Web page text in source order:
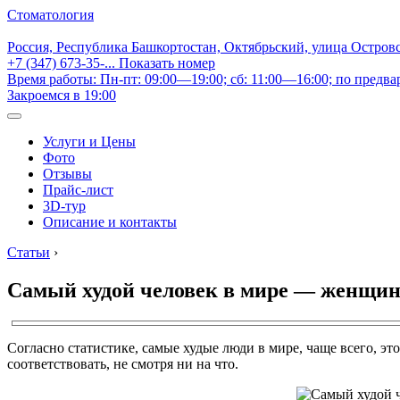
Стоматология
Россия, Республика Башкортостан, Октябрьский, улица
+7 (347) 673-35-... Показать номер
Время работы: Пн-пт: 09:00—19:00; сб: 11:00—16:00; по
Закроемся в 19:00
Услуги и Цены
Фото
Отзывы
Прайс-лист
3D-тур
Описание и контакты
Статьи ›
Самый худой человек в мире —
Согласно статистике, самые худые люди в мире, чаще всего,
соответствовать, не смотря ни на что.